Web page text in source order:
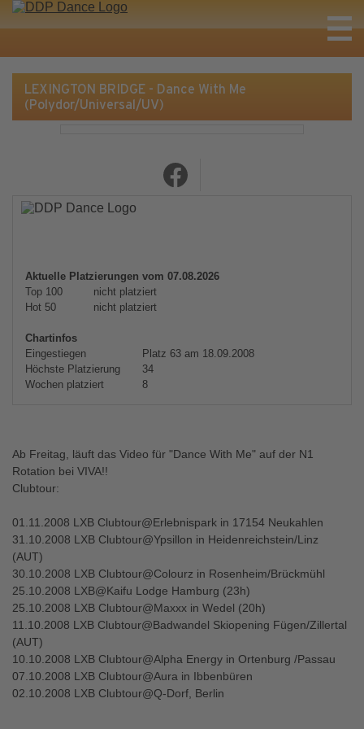
LEXINGTON BRIDGE - Dance With Me
(Polydor/Universal/UV)
Aktuelle Platzierungen vom 07.08.2026
Top 100
nicht platziert
Hot 50
nicht platziert
Chartinfos
Eingestiegen
Platz 63 am 18.09.2008
Höchste Platzierung
34
Wochen platziert
8
Ab Freitag, läuft das Video für "Dance With Me" auf der N1
Rotation bei VIVA!!
Clubtour:
01.11.2008 LXB Clubtour@Erlebnispark in 17154 Neukahlen
31.10.2008 LXB Clubtour@Ypsillon in Heidenreichstein/Linz
(AUT)
30.10.2008 LXB Clubtour@Colourz in Rosenheim/Brückmühl
25.10.2008 LXB@Kaifu Lodge Hamburg (23h)
25.10.2008 LXB Clubtour@Maxxx in Wedel (20h)
11.10.2008 LXB Clubtour@Badwandel Skiopening Fügen/Zillertal
(AUT)
10.10.2008 LXB Clubtour@Alpha Energy in Ortenburg /Passau
07.10.2008 LXB Clubtour@Aura in Ibbenbüren
02.10.2008 LXB Clubtour@Q-Dorf, Berlin